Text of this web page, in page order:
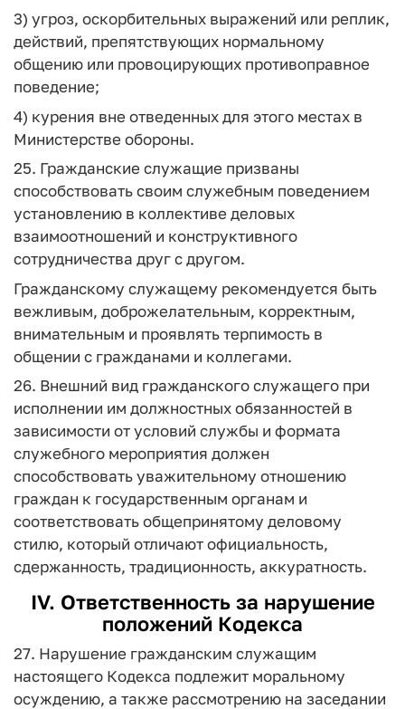
3) угроз, оскорбительных выражений или реплик,
действий, препятствующих нормальному
общению или провоцирующих противоправное
поведение;
4) курения вне отведенных для этого местах в
Министерстве обороны.
25. Гражданские служащие призваны
способствовать своим служебным поведением
установлению в коллективе деловых
взаимоотношений и конструктивного
сотрудничества друг с другом.
Гражданскому служащему рекомендуется быть
вежливым, доброжелательным, корректным,
внимательным и проявлять терпимость в
общении с гражданами и коллегами.
26. Внешний вид гражданского служащего при
исполнении им должностных обязанностей в
зависимости от условий службы и формата
служебного мероприятия должен
способствовать уважительному отношению
граждан к государственным органам и
соответствовать общепринятому деловому
стилю, который отличают официальность,
сдержанность, традиционность, аккуратность.
IV. Ответственность за нарушение
положений Кодекса
27. Нарушение гражданским служащим
настоящего Кодекса подлежит моральному
осуждению, а также рассмотрению на заседании